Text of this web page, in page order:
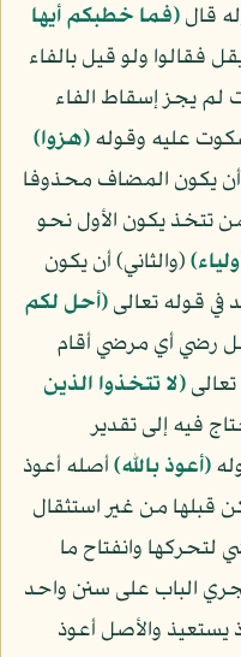
قال﴿فما خطبكم أيها
فقالوا ولو قيل بالفاء
يجز إسقاط الفاء
عليه وقوله﴿هزوا﴾
يكون المضاف محذوفا
تتخذ يكون الأول نحو
(والثاني) أن يكون
في قوله تعالى﴿أحل لكم
رضي أي مرضي أقام
﴿لا تتخذوا الذين
فيه إلى تقدير
﴿أعوذ بالله﴾أصله أعوذ
قبلها من غير استثقال
لتحركها وانفتاح ما
الباب على سنن واحد
يستعيذ والأصل أعوذ